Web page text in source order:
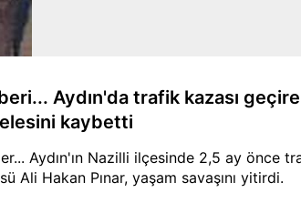
Aydın'da trafik kazası
kaybetti
Aydın'ın Nazilli ilçesinde 2,5 ay önce
Ali Hakan Pınar, yaşam savaşını yitirdi.